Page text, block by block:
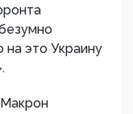
на это Украину